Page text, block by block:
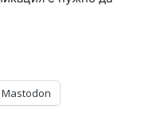
Mastodon